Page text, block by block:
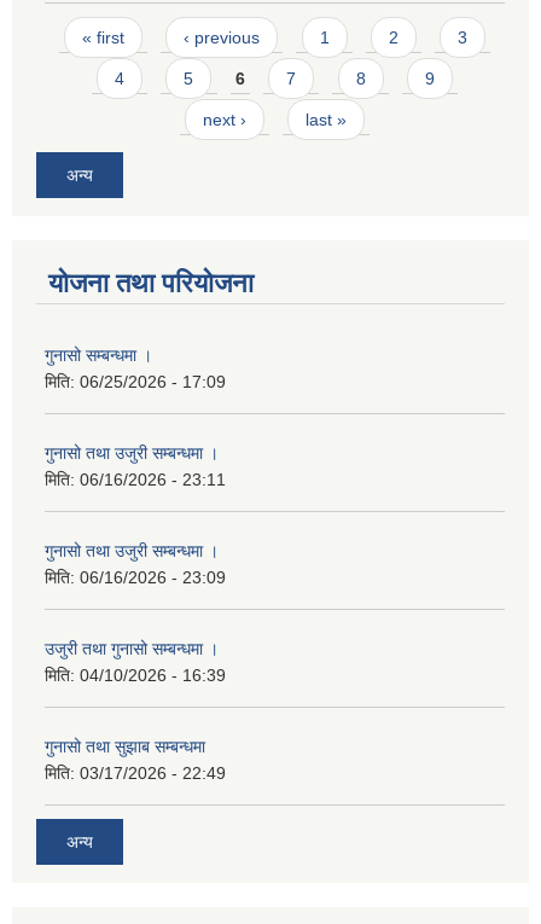
Pages
« first ‹ previous 1 2 3
4 5 6 7 8 9
next › last »
अन्य
योजना तथा परियोजना
गुनासो सम्बन्धमा ।
मिति: 06/25/2026 - 17:09
गुनासो तथा उजुरी सम्बन्धमा ।
मिति: 06/16/2026 - 23:11
गुनासो तथा उजुरी सम्बन्धमा ।
मिति: 06/16/2026 - 23:09
उजुरी तथा गुनासो सम्बन्धमा ।
मिति: 04/10/2026 - 16:39
गुनासो तथा सुझाब सम्बन्धमा
मिति: 03/17/2026 - 22:49
अन्य